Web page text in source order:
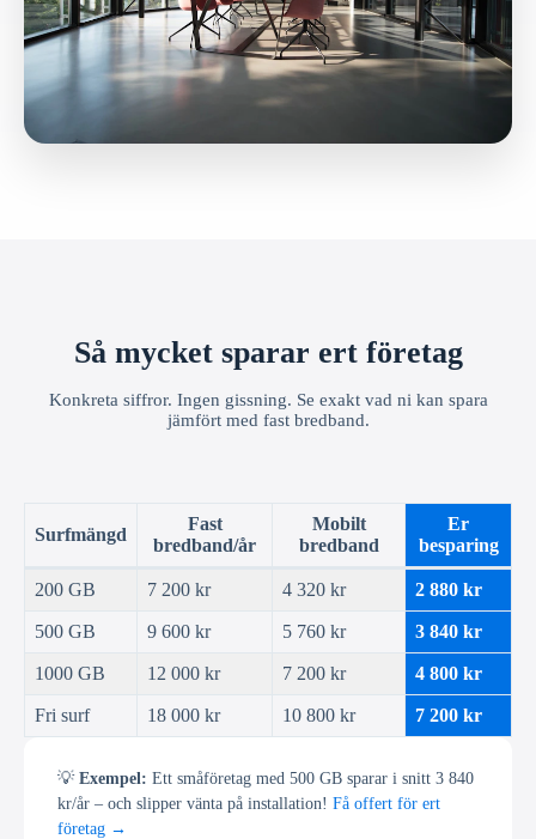
Så mycket sparar ert företag
Konkreta siffror. Ingen gissning. Se exakt vad ni kan spara
jämfört med fast bredband.
Surfmängd
Fast
bredband/år
Mobilt
bredband
Er
besparing
200 GB 7 200 kr 4 320 kr 2 880 kr
500 GB 9 600 kr 5 760 kr 3 840 kr
1000 GB 12 000 kr 7 200 kr 4 800 kr
Fri surf 18 000 kr 10 800 kr 7 200 kr
💡Exempel: Ett småföretag med 500 GB sparar i snitt 3 840
kr/år – och slipper vänta på installation! Få offert för ert
företag →